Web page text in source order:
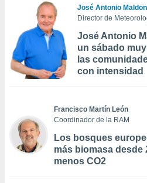
José Antonio
Director de
José Antonio
un sábado
las
con intensidad
Francisco Martín León
Coordinador de la RAM
Los bosques
más biomasa desde
menos CO2